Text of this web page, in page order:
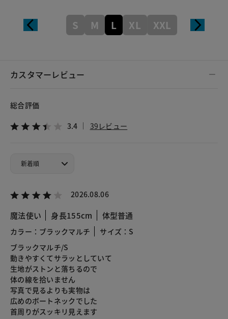
S M L XL XXL
カスタマーレビュー
総合評価
3.4 39レビュー
2026.08.06
魔法使い 身長155cm 体型普通
カラー：ブラックマルチ
サイズ：S
ブラックマルチ/S
動きやすくてサラッとしていて
生地がストンと落ちるので
体の線を拾いません
写真で見るよりも実物は
広めのボートネックでした
首周りがスッキリ見えます